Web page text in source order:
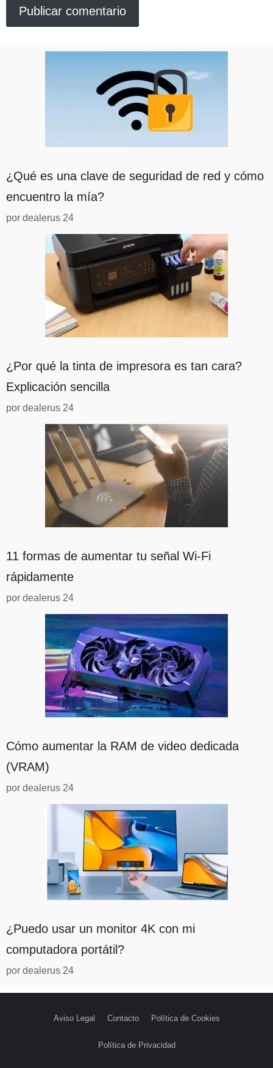
¿Qué es una clave de seguridad de red y cómo
encuentro la mía?
por dealerus 24
¿Por qué la tinta de impresora es tan cara?
Explicación sencilla
por dealerus 24
11 formas de aumentar tu señal Wi-Fi
rápidamente
por dealerus 24
Cómo aumentar la RAM de video dedicada
(VRAM)
por dealerus 24
¿Puedo usar un monitor 4K con mi
computadora portátil?
por dealerus 24
Aviso Legal Contacto Política de Cookies
Política de Privacidad